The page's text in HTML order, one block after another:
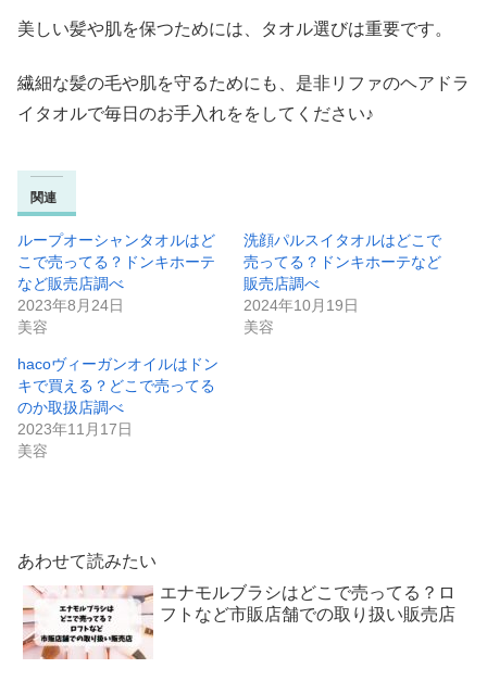
美しい髪や肌を保つためには、タオル選びは重要です。
繊細な髪の毛や肌を守るためにも、是非リファのヘアドラ
イタオルで毎日のお手入れををしてください♪
関連
ループオーシャンタオルはど
こで売ってる？ドンキホーテ
など販売店調べ
2023年8月24日
美容
洗顔パルスイタオルはどこで
売ってる？ドンキホーテなど
販売店調べ
2024年10月19日
美容
hacoヴィーガンオイルはドン
キで買える？どこで売ってる
のか取扱店調べ
2023年11月17日
美容
あわせて読みたい
エナモルブラシはどこで売ってる？ロ
フトなど市販店舗での取り扱い販売店